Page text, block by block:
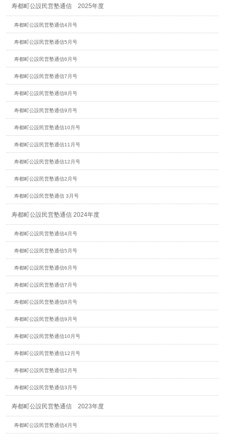
寿都町公設民営塾通信 2025年度
寿都町公設民営塾通信4月号
寿都町公設民営塾通信5月号
寿都町公設民営塾通信6月号
寿都町公設民営塾通信7月号
寿都町公設民営塾通信8月号
寿都町公設民営塾通信9月号
寿都町公設民営塾通信10月号
寿都町公設民営塾通信11月号
寿都町公設民営塾通信12月号
寿都町公設民営塾通信2月号
寿都町公設民営塾通信 3月号
寿都町公設民営塾通信 2024年度
寿都町公設民営塾通信4月号
寿都町公設民営塾通信5月号
寿都町公設民営塾通信6月号
寿都町公設民営塾通信7月号
寿都町公設民営塾通信8月号
寿都町公設民営塾通信9月号
寿都町公設民営塾通信10月号
寿都町公設民営塾通信12月号
寿都町公設民営塾通信2月号
寿都町公設民営塾通信3月号
寿都町公設民営塾通信 2023年度
寿都町公設民営塾通信4月号